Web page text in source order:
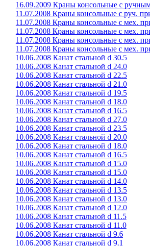
16.09.2009 Краны консольные с
11.07.2008 Краны консольные с руч.
11.07.2008 Краны консольные с мех.
11.07.2008 Краны консольные с мех.
11.07.2008 Краны консольные с мех.
11.07.2008 Краны консольные с мех.
10.06.2008 Канат стальной d 30.5
10.06.2008 Канат стальной d 24.0
10.06.2008 Канат стальной d 22.5
10.06.2008 Канат стальной d 21.0
10.06.2008 Канат стальной d 19.5
10.06.2008 Канат стальной d 18.0
10.06.2008 Канат стальной d 16.5
10.06.2008 Канат стальной d 27.0
10.06.2008 Канат стальной d 23.5
10.06.2008 Канат стальной d 20.0
10.06.2008 Канат стальной d 18.0
10.06.2008 Канат стальной d 16.5
10.06.2008 Канат стальной d 15.0
10.06.2008 Канат стальной d 15.0
10.06.2008 Канат стальной d 14.0
10.06.2008 Канат стальной d 13.5
10.06.2008 Канат стальной d 13.0
10.06.2008 Канат стальной d 12.0
10.06.2008 Канат стальной d 11.5
10.06.2008 Канат стальной d 11.0
10.06.2008 Канат стальной d 9.6
10.06.2008 Канат стальной d 9.1